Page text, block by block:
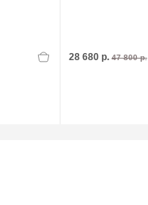
28 680 р. 47 800 р.